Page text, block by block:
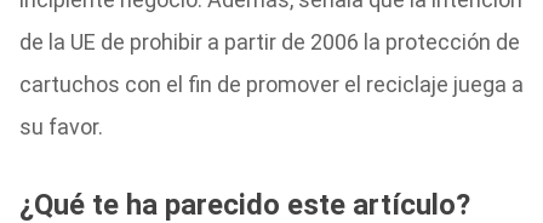
de la UE de prohibir a partir de 2006 la protección de
cartuchos con el fin de promover el reciclaje juega a
su favor.
¿Qué te ha parecido este artículo?